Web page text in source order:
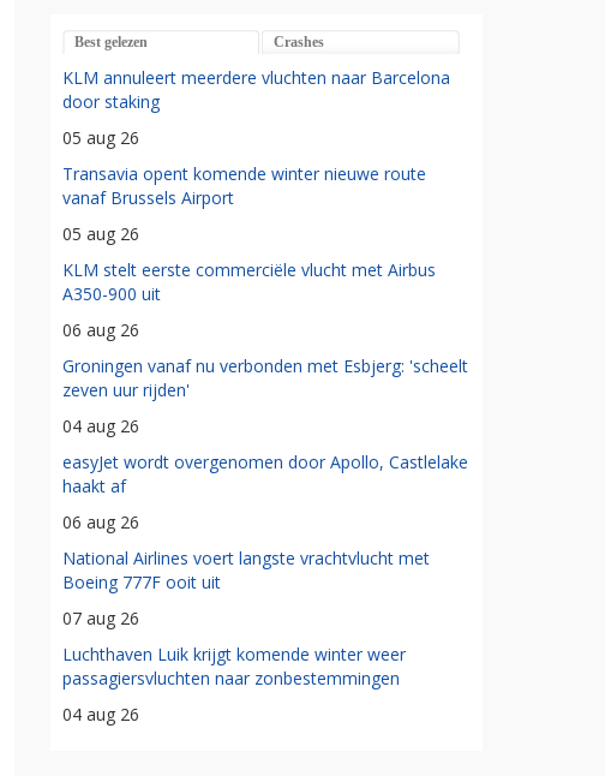
Best gelezen Crashes
KLM annuleert meerdere vluchten naar Barcelona
door staking
05 aug 26
Transavia opent komende winter nieuwe route
vanaf Brussels Airport
05 aug 26
KLM stelt eerste commerciële vlucht met Airbus
A350-900 uit
06 aug 26
Groningen vanaf nu verbonden met Esbjerg: 'scheelt
zeven uur rijden'
04 aug 26
easyJet wordt overgenomen door Apollo, Castlelake
haakt af
06 aug 26
National Airlines voert langste vrachtvlucht met
Boeing 777F ooit uit
07 aug 26
Luchthaven Luik krijgt komende winter weer
passagiersvluchten naar zonbestemmingen
04 aug 26